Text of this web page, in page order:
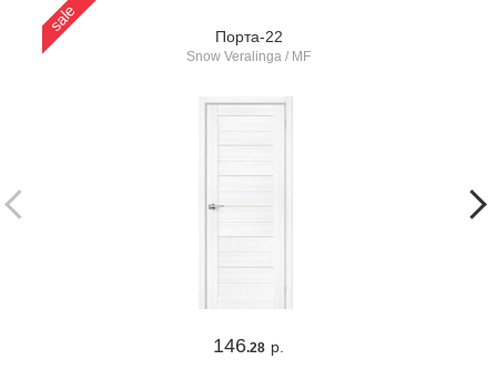
sale
Порта-22
Snow Veralinga / MF
146.28 р.